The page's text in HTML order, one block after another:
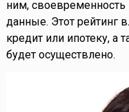
ним,
данные. Этот рейтинг
кредит или ипотеку, а
будет осуществлено.